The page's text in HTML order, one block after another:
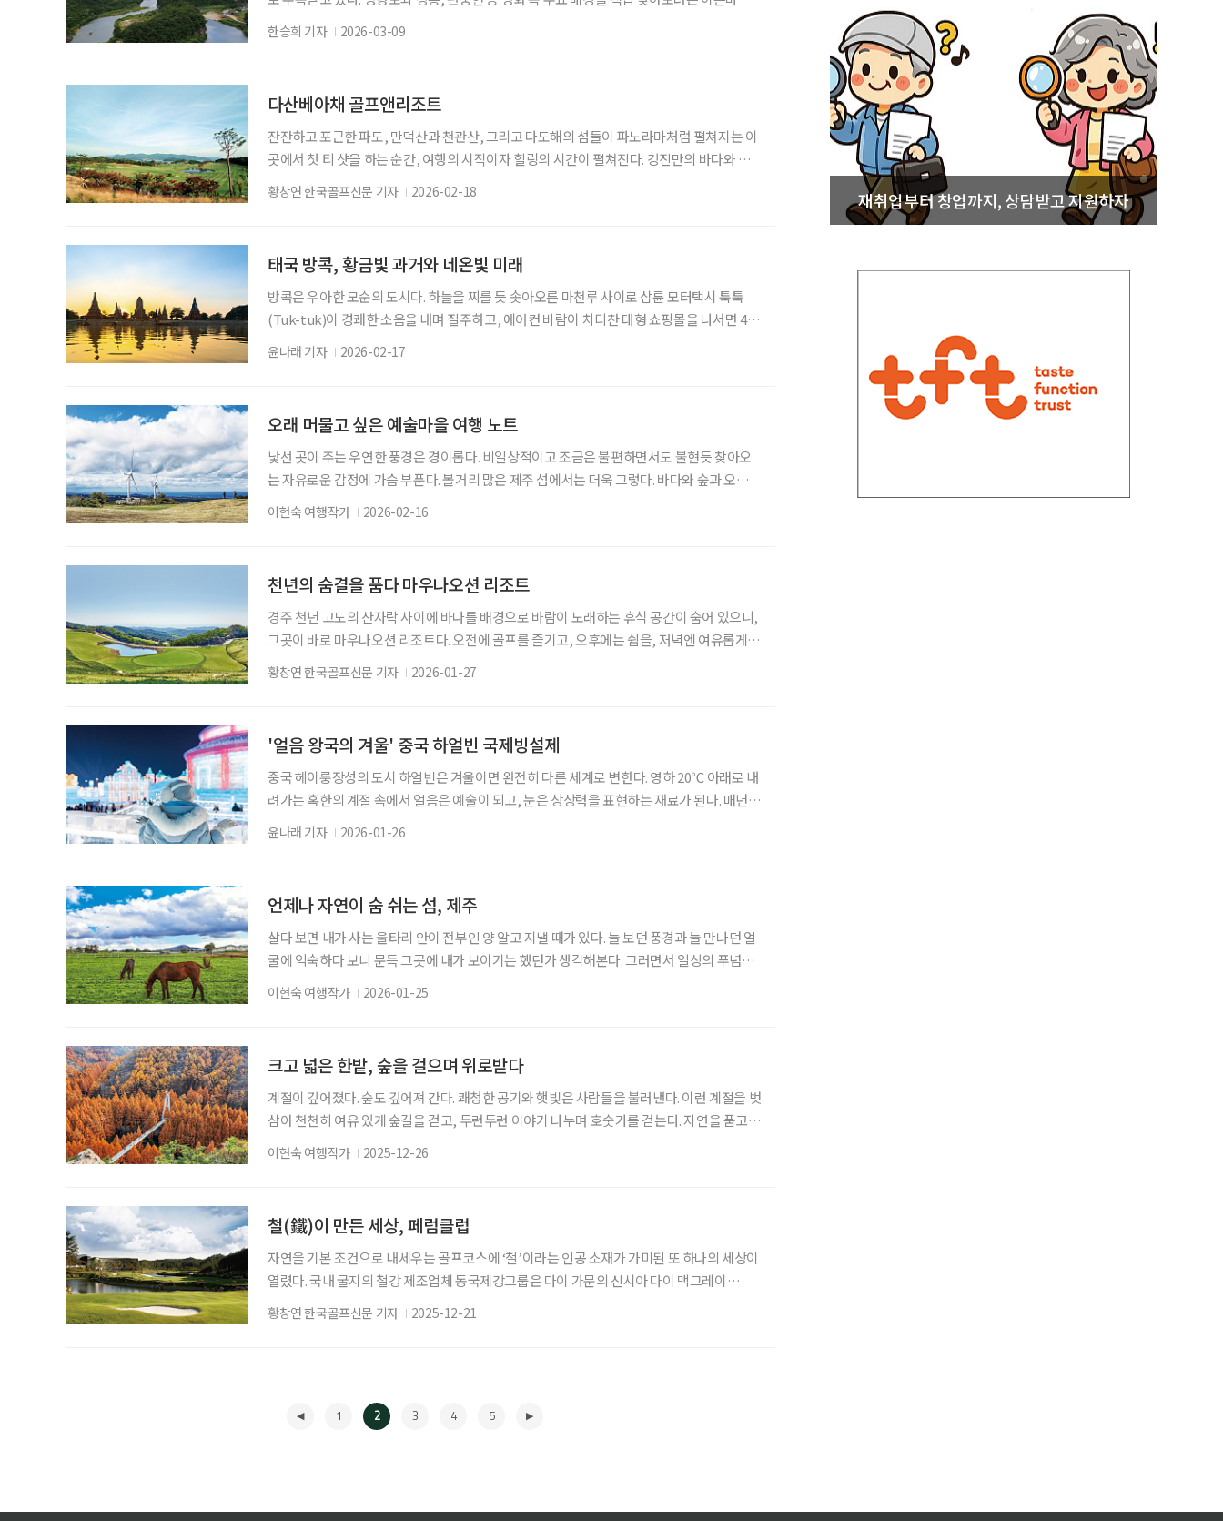
지순례’ 여행이 늘어나며 방문객도 빠르게 증가하는 분위기다. 영월은 조선 제6대 왕 단종이
생의 마지막 시간을 보낸 곳으로, 강과 절벽이 어우러진 험준한 지형 속에 유배와 죽음에 얽힌
한승희 기자 2026-03-09
다산베아채 골프앤리조트
잔잔하고 포근한 파도, 만덕산과 천관산, 그리고 다도해의 섬들이 파노라마처럼 펼쳐지는 이
곳에서 첫 티 샷을 하는 순간, 여행의 시작이자 힐링의 시간이 펼쳐진다. 강진만의 바다와 남
도의 산세를 품은 다산베아채 골프앤리조트는 단순한 플레이 공간이 아닌 또 하나의 여정으
로 골퍼들을 초대한다. 2018년 개장한 다산베아채 골프앤리조트는 27개 홀과 52개 객실을 갖
황창연 한국골프신문 기자 2026-02-18
태국 방콕, 황금빛 과거와 네온빛 미래
방콕은 우아한 모순의 도시다. 하늘을 찌를 듯 솟아오른 마천루 사이로 삼륜 모터택시 툭툭
(Tuk-tuk)이 경쾌한 소음을 내며 질주하고, 에어컨 바람이 차디찬 대형 쇼핑몰을 나서면 400
년 된 사원에서 타오르는 향냄새가 코끝을 스친다. 스카이워크에서 발아래 놓인 세상을 내려
다보며 짜릿해하다가도, 유유자적 흐르는 짜오프라야 강물 위에선 시곗바늘이 멈춘 듯한 평
윤나래 기자 2026-02-17
오래 머물고 싶은 예술마을 여행 노트
낯선 곳이 주는 우연한 풍경은 경이롭다. 비일상적이고 조금은 불편하면서도 불현듯 찾아오
는 자유로운 감정에 가슴 부푼다. 볼거리 많은 제주 섬에서는 더욱 그렇다. 바다와 숲과 오름이
나 둘레길을 걸어야 하고, 옛이야기가 담긴 터전에선 잠깐 멈춰 서게 된다. 예술이 담긴 마을
을 만나면 사유의 시간을 갖는 느릿한 하루를 미리 확보해두는 게 좋다. 나를 마주하며 그 땅에
이현숙 여행작가 2026-02-16
천년의 숨결을 품다 마우나오션 리조트
경주 천년 고도의 산자락 사이에 바다를 배경으로 바람이 노래하는 휴식 공간이 숨어 있으니,
그곳이 바로 마우나오션 리조트다. 오전에 골프를 즐기고, 오후에는 쉼을, 저녁엔 여유롭게
하루를 정리할 수 있는 완벽한 장소다. 자연이 내어준 능선 위에 펼쳐진 페어웨이와 손끝을 스
치는 바람이 특별한 분위기를 만들어 골퍼들의 마음이 저절로 열린다. 골프와 휴식을 완벽하
황창연 한국골프신문 기자 2026-01-27
'얼음 왕국의 겨울' 중국 하얼빈 국제빙설제
중국 헤이룽장성의 도시 하얼빈은 겨울이면 완전히 다른 세계로 변한다. 영하 20℃ 아래로 내
려가는 혹한의 계절 속에서 얼음은 예술이 되고, 눈은 상상력을 표현하는 재료가 된다. 매년 1
월 개막하는 ‘하얼빈 국제빙설제’는 이러한 겨울의 힘을 가장 극적으로 보여주는 세계 3대 겨
울 축제다. 하얼빈 국제빙설제는 올해로 27회를 맞이하며, 매년 규모와 작품 수준이 성장해가
윤나래 기자 2026-01-26
언제나 자연이 숨 쉬는 섬, 제주
살다 보면 내가 사는 울타리 안이 전부인 양 알고 지낼 때가 있다. 늘 보던 풍경과 늘 만나던 얼
굴에 익숙하다 보니 문득 그곳에 내가 보이기는 했던가 생각해본다. 그러면서 일상의 푸념과
그리움을 늘어놓으며 나도 모르는 사이 나이테 하나 더 얹는다. 2026. 말(馬)의 해. 또다시 새
로운 한 해의 시작이다. 이럴 때 잠깐 나만의 시간에 머물 수 있는 온전한 공간을 기대하면서
이현숙 여행작가 2026-01-25
크고 넓은 한밭, 숲을 걸으며 위로받다
계절이 깊어졌다. 숲도 깊어져 간다. 쾌청한 공기와 햇빛은 사람들을 불러낸다. 이런 계절을 벗
삼아 천천히 여유 있게 숲길을 걷고, 두런두런 이야기 나누며 호숫가를 걷는다. 자연을 품고
있는 숲속 모든 곳이 정원이고, 모든 게 휴식이다. 느림의 미학 속에서 보내는 크고 넓은 한밭,
대전(大田)에서의 하루는 건강하고 평화롭다. 노을이 내린 듯 붉은 숲, 장태산 메타세쿼이아
이현숙 여행작가 2025-12-26
철(鐵)이 만든 세상, 페럼클럽
자연을 기본 조건으로 내세우는 골프코스에 ‘철’이라는 인공 소재가 가미된 또 하나의 세상이
열렸다. 국내 굴지의 철강 제조업체 동국제강그룹은 다이 가문의 신시아 다이 맥그레이
(Cynthia Dye Mcgrey)와 손잡고 자연 속 묵직한 토너먼트 코스를 완성했다. 2014년 경기 남
부 지역 골프장의 메카로 불리는 여주 자락에 독기 품은 강렬한 골프코스가 등장했다. 115만
황창연 한국골프신문 기자 2025-12-21
1 2 3 4 5
재취업부터 창업까지, 상담받고 지원하자